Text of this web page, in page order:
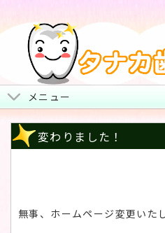
メニュー
トップページ
治療について
変わりました！
無事、ホームページ変更いた